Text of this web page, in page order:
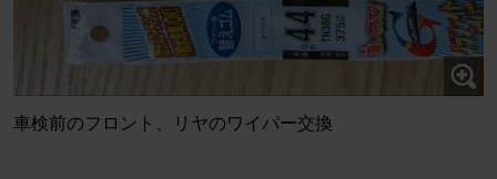
車検前のフロント、リヤのワイパー交換